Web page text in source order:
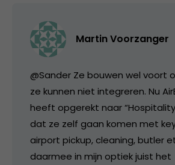
Martin Voorzanger
@Sander Ze bouwen wel voort
ze kunnen niet integreren. Nu
heeft opgerekt naar
dat ze zelf gaan komen met
airport pickup, cleaning, butler
daarmee in mijn optiek juist het